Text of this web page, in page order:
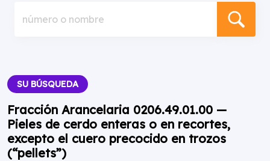
número o nombre
SU BÚSQUEDA
Fracción Arancelaria 0206.49.01.00 —
Pieles de cerdo enteras o en recortes,
excepto el cuero precocido en trozos
(“pellets”)